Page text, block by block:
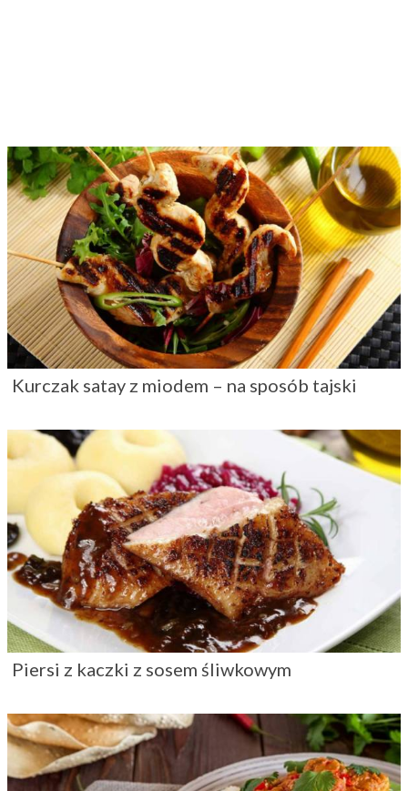
Kurczak satay z miodem – na sposób tajski
Piersi z kaczki z sosem śliwkowym